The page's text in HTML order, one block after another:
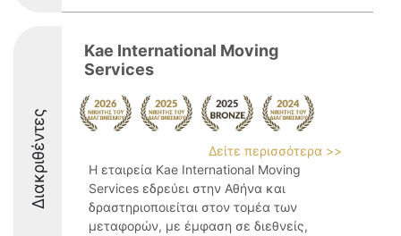
Διακριθέντες
Kae International Moving
Services
Δείτε περισσότερα >>
Η εταιρεία Kae International Moving
Services εδρεύει στην Αθήνα και
δραστηριοποιείται στον τομέα των
μεταφορών, με έμφαση σε διεθνείς,